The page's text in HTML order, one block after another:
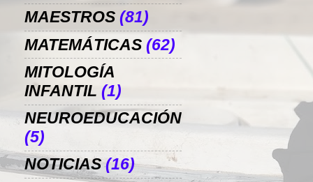
MAESTROS (81)
MATEMÁTICAS (62)
MITOLOGÍA
INFANTIL (1)
NEUROEDUCACIÓN
(5)
NOTICIAS (16)